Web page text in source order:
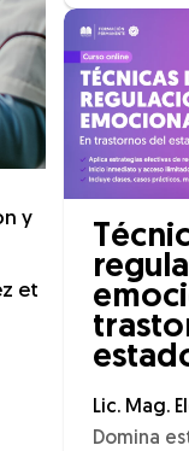
y
et
Lic. Mag.
Domina